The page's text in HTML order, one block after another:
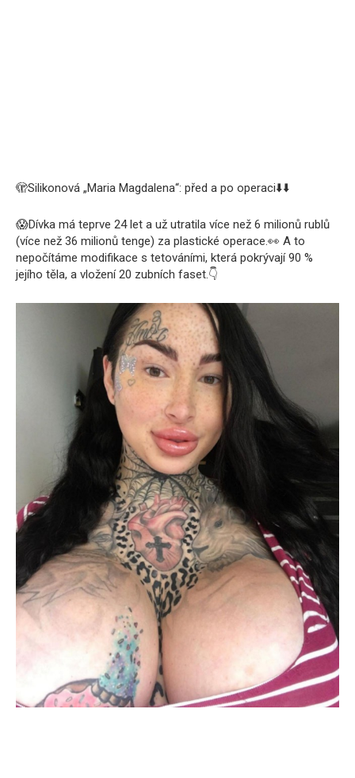
🫣Silikonová „Maria Magdalena“: před a po operaci⬇️⬇️
😱Dívka má teprve 24 let a už utratila více než 6 milionů rublů
(více než 36 milionů tenge) za plastické operace.👀 A to
nepočítáme modifikace s tetováními, která pokrývají 90 %
jejího těla, a vložení 20 zubních faset.👇